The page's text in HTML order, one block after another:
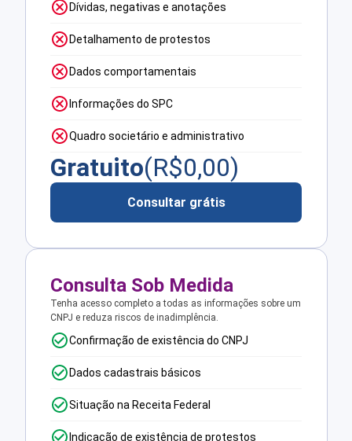
Dívidas, negativas e anotações
Detalhamento de protestos
Dados comportamentais
Informações do SPC
Quadro societário e administrativo
Gratuito(R$0,00)
Consultar grátis
Consulta Sob Medida
Tenha acesso completo a todas as informações sobre um
CNPJ e reduza riscos de inadimplência.
Confirmação de existência do CNPJ
Dados cadastrais básicos
Situação na Receita Federal
Indicação de existência de protestos